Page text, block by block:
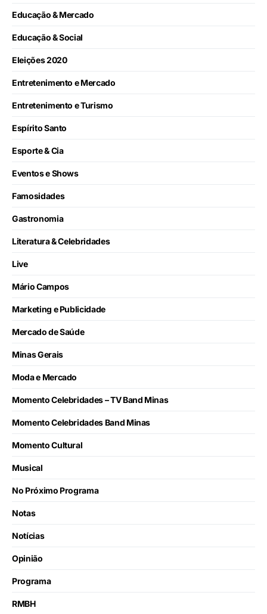
Educação & Mercado
Educação & Social
Eleições 2020
Entretenimento e Mercado
Entretenimento e Turismo
Espírito Santo
Esporte & Cia
Eventos e Shows
Famosidades
Gastronomia
Literatura & Celebridades
Live
Mário Campos
Marketing e Publicidade
Mercado de Saúde
Minas Gerais
Moda e Mercado
Momento Celebridades – TV Band Minas
Momento Celebridades Band Minas
Momento Cultural
Musical
No Próximo Programa
Notas
Notícias
Opinião
Programa
RMBH